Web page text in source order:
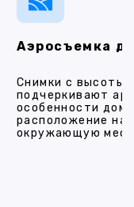
Аэросъемка
Снимки с высоты
подчеркивают
особенности
расположение на
окружающую